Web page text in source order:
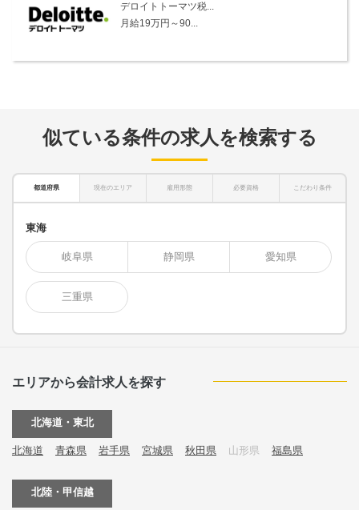
デロイトトーマツ税...
月給19万円～90...
似ている条件の求人を検索する
都道府県 現在のエリア 雇用形態 必要資格 こだわり条件
東海
岐阜県 静岡県 愛知県
三重県
エリアから会計求人を探す
北海道・東北
北海道 青森県 岩手県 宮城県 秋田県 山形県 福島県
北陸・甲信越